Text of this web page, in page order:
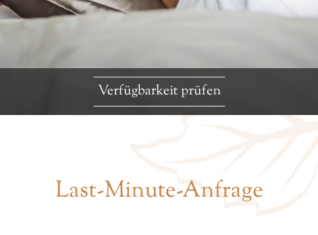
Verfügbarkeit prüfen
Last-Minute-Anfrage